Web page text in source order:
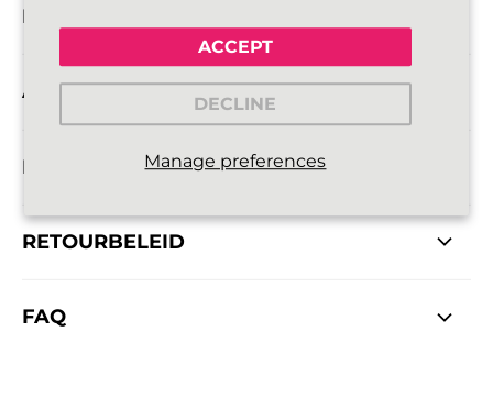
Manage preferences
ACCEPT
DECLINE
BESCHRIJVING
AFMETINGEN
INFORMATIE OVER LEVERING
RETOURBELEID
FAQ